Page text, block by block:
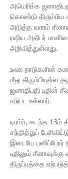
அமெரிக்க
கொண்டு திரும்பிய
அடுத்த வாரம்
ரஷிய அதிபர்
அறிவித்துள்ளது.
உலக நாடுகளின்
மீது திரும்பியுள்ள
ஜனாதிபதி
ஈடுபட உள்ளார்.
டிரம்ப், கடந்த 13ம்
சந்தித்துப்
இடையே பனிப்போர்
புதினும்
திருப்பத்தை